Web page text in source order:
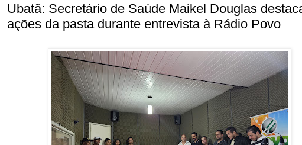
Ubatã: Secretário de Saúde Maikel Douglas
ações da pasta durante entrevista à Rádio Povo